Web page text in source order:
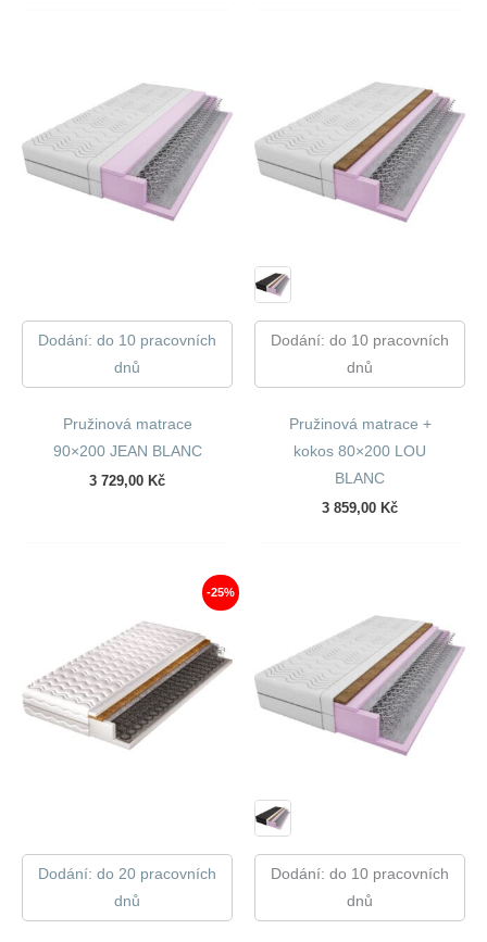
Dodání: do 10 pracovních
dnů
Pružinová matrace
90×200 JEAN BLANC
3 729,00 Kč
Dodání: do 10 pracovních
dnů
Pružinová matrace +
kokos 80×200 LOU
BLANC
3 859,00 Kč
-25%
Dodání: do 20 pracovních
dnů
Dodání: do 10 pracovních
dnů